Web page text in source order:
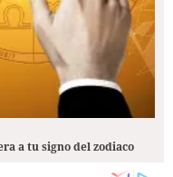
a tu signo del zodiaco